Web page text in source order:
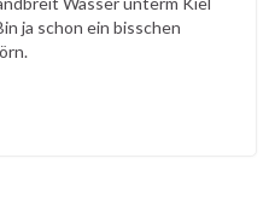
ja schon ein bisschen